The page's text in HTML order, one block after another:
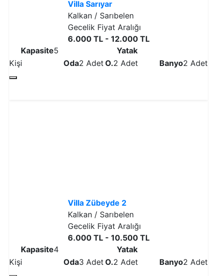
Villa Sarıyar
Kalkan / Sarıbelen
Gecelik Fiyat Aralığı
6.000 TL - 12.000 TL
Kapasite5
Kişi
Oda2 Adet
Yatak
O.2 Adet Banyo2 Adet
Villa Zübeyde 2
Kalkan / Sarıbelen
Gecelik Fiyat Aralığı
6.000 TL - 10.500 TL
Kapasite4
Kişi
Oda3 Adet
Yatak
O.2 Adet Banyo2 Adet